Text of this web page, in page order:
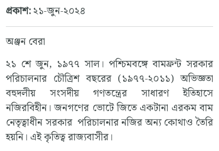
প্রকাশ:২১-জুন-২০২৪
অঞ্জন বেরা
২১ শে জুন, ১৯৭৭ সাল। পশ্চিমবঙ্গে বামফ্রন্ট সরকার
পরিচালনার চৌত্রিশ বছরের (১৯৭৭-২০১১) অভিজ্ঞতা
বহুদলীয় সংসদীয় গণতন্ত্রের সাধারণ ইতিহাসে
নজিরবিহীন। জনগণের ভোটে জিতে একটানা এরকম বাম
নেতৃত্বাধীন সরকার পরিচালনার নজির অন্য কোথাও তৈরি
হয়নি। এই কৃতিত্ব রাজ্যবাসীর।